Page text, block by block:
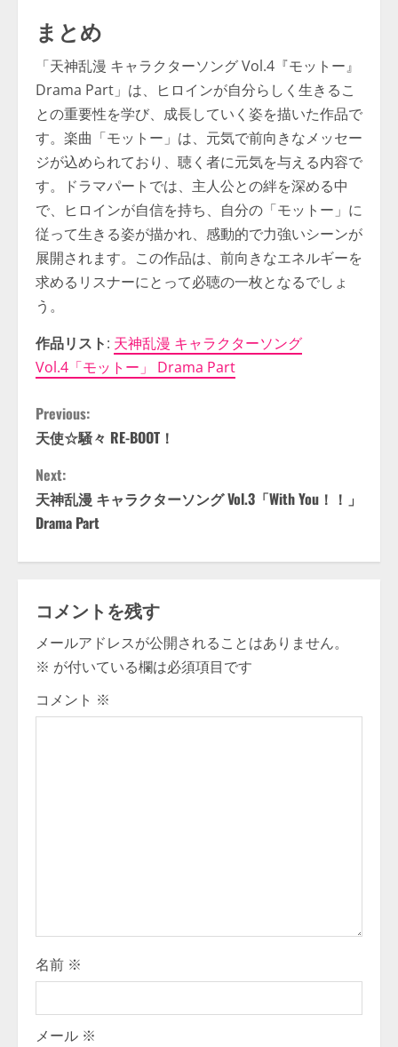
まとめ
「天神乱漫 キャラクターソング Vol.4『モットー』
Drama Part」は、ヒロインが自分らしく生きるこ
との重要性を学び、成長していく姿を描いた作品で
す。楽曲「モットー」は、元気で前向きなメッセー
ジが込められており、聴く者に元気を与える内容で
す。ドラマパートでは、主人公との絆を深める中
で、ヒロインが自信を持ち、自分の「モットー」に
従って生きる姿が描かれ、感動的で力強いシーンが
展開されます。この作品は、前向きなエネルギーを
求めるリスナーにとって必聴の一枚となるでしょ
う。
作品リスト: 天神乱漫 キャラクターソング
Vol.4「モットー」 Drama Part
C
o
n
t
i
n
u
e
R
g
Previous:
天使☆騒々 RE-BOOT！
Next:
天神乱漫 キャラクターソング Vol.3「With You！！」
Drama Part
コメントを残す
メールアドレスが公開されることはありません。
※ が付いている欄は必須項目です
コメント ※
名前 ※
メール ※